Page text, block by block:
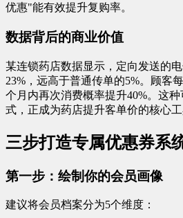
优惠"能有效提升复购率。
数据背后的商业价值
某连锁药店数据显示，定向发送的
23%，远高于普通传单的5%。顾客
个月内再次消费概率提升40%。这
式，正成为药店提升客单价的核心工
三步打造专属优惠券系
第一步：绘制你的会员画像
建议将会员档案分为5个维度：